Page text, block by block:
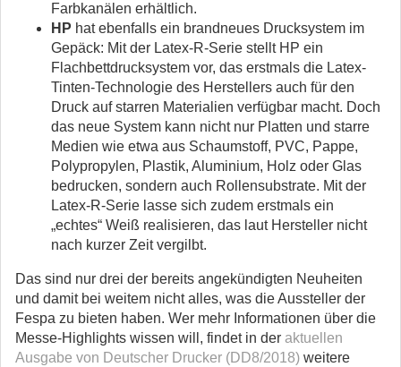
Farbkanälen erhältlich.
HP hat ebenfalls ein brandneues Drucksystem im
Gepäck: Mit der Latex-R-Serie stellt HP ein
Flachbettdrucksystem vor, das erstmals die Latex-
Tinten-Technologie des Herstellers auch für den
Druck auf starren Materialien verfügbar macht. Doch
das neue System kann nicht nur Platten und starre
Medien wie etwa aus Schaumstoff, PVC, Pappe,
Polypropylen, Plastik, Aluminium, Holz oder Glas
bedrucken, sondern auch Rollensubstrate. Mit der
Latex-R-Serie lasse sich zudem erstmals ein
„echtes“ Weiß realisieren, das laut Hersteller nicht
nach kurzer Zeit vergilbt.
Das sind nur drei der bereits angekündigten Neuheiten
und damit bei weitem nicht alles, was die Aussteller der
Fespa zu bieten haben. Wer mehr Informationen über die
Messe-Highlights wissen will, findet in der aktuellen
Ausgabe von Deutscher Drucker (DD8/2018) weitere